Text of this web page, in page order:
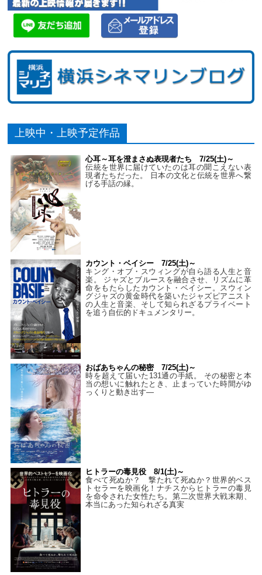
上映中・上映予定作品
心耳～耳を澄まさぬ表現者たち 7/25(土)～
伝統を世界に届けていたのは耳の聞こえない表
現者たちだった。 日本の文化と伝統を世界へ繋
げる手話の縁。
カウント・ベイシー 7/25(土)～
キング・オブ・スウィングが自ら語る人生と音
楽。 ジャズとブルースを融合させ、リズムに革
命をもたらしたカウント・ベイシー。スウィン
グジャズの黄金時代を築いたジャズピアニスト
の人生と音楽、そして知られざるプライベート
を追う自伝的ドキュメンタリー。
おばあちゃんの秘密 7/25(土)～
時を超えて届いた131通の手紙。 その秘密と本
当の想いに触れたとき、止まっていた時間がゆ
っくりと動き出す―
ヒトラーの毒見役 8/1(土)～
食べて死ぬか？ 撃たれて死ぬか？世界的ベス
トセラーを映画化！ナチスからヒトラーの毒見
を命令された女性たち。第二次世界大戦末期、
本当にあった知られざる真実